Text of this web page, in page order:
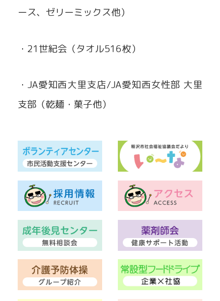
ース、ゼリーミックス他）
・21世紀会（タオル516枚）
・JA愛知西大里支店/JA愛知西女性部 大里
支部（乾麺・菓子他）